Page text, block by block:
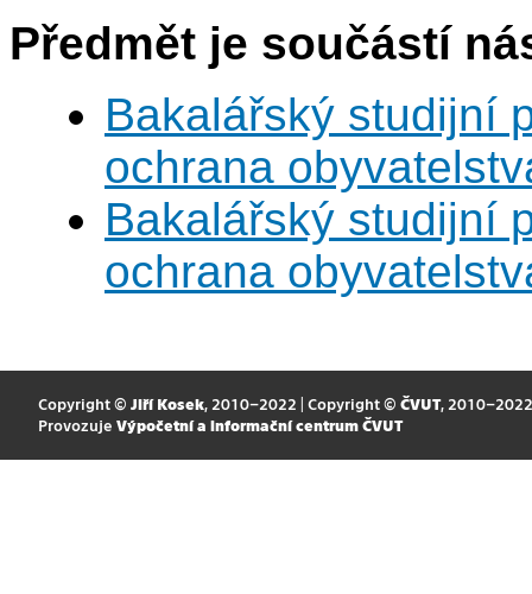
Předmět je součástí
Bakalářský studijní
ochrana
Bakalářský studijní
ochrana
Copyright © Jiří Kosek, 2010–2022 | Copyright © ČVUT, 2010–2022
Provozuje Výpočetní a informační centrum ČVUT